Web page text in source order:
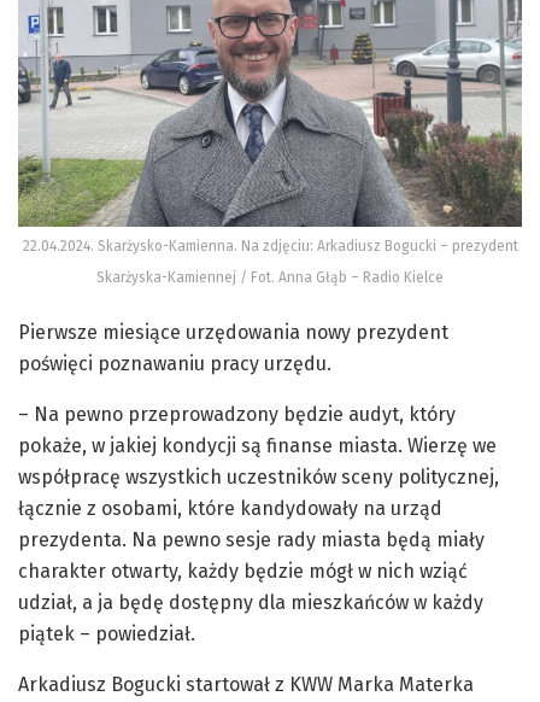
22.04.2024. Skarżysko-Kamienna. Na zdjęciu: Arkadiusz Bogucki – prezydent
Skarżyska-Kamiennej / Fot. Anna Głąb – Radio Kielce
Pierwsze miesiące urzędowania nowy prezydent
poświęci poznawaniu pracy urzędu.
– Na pewno przeprowadzony będzie audyt, który
pokaże, w jakiej kondycji są finanse miasta. Wierzę we
współpracę wszystkich uczestników sceny politycznej,
łącznie z osobami, które kandydowały na urząd
prezydenta. Na pewno sesje rady miasta będą miały
charakter otwarty, każdy będzie mógł w nich wziąć
udział, a ja będę dostępny dla mieszkańców w każdy
piątek – powiedział.
Arkadiusz Bogucki startował z KWW Marka Materka